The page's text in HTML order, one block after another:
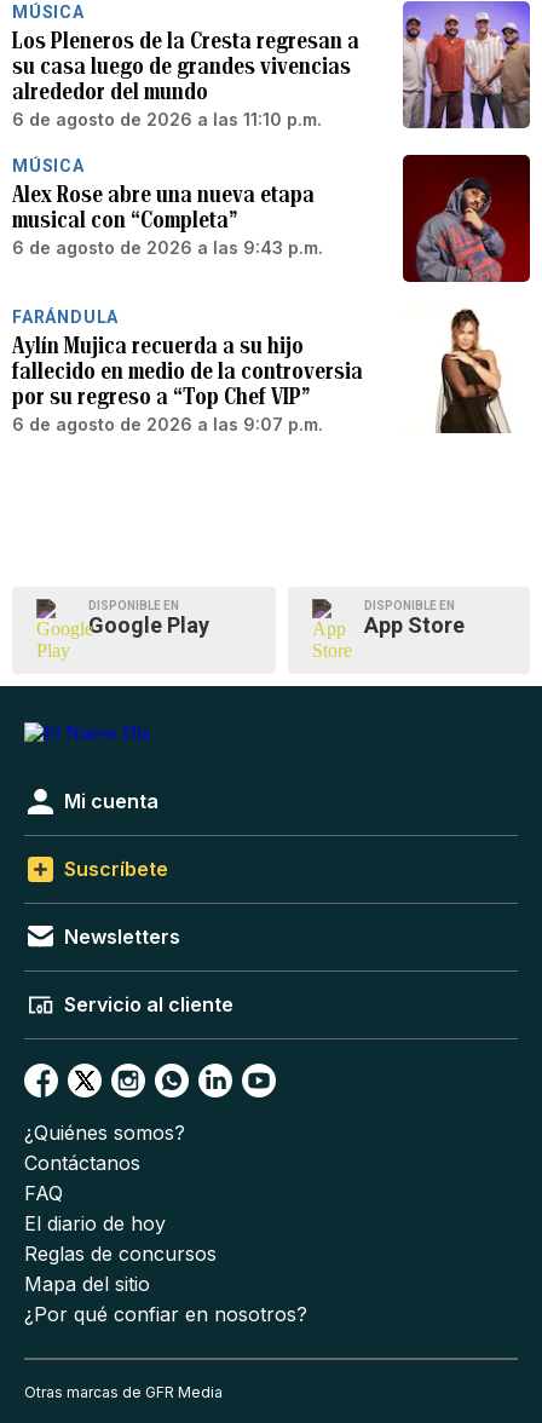
MÚSICA
Los Pleneros de la Cresta regresan a
su casa luego de grandes vivencias
alrededor del mundo
6 de agosto de 2026 a las 11:10 p.m.
MÚSICA
Alex Rose abre una nueva etapa
musical con “Completa”
6 de agosto de 2026 a las 9:43 p.m.
FARÁNDULA
Aylín Mujica recuerda a su hijo
fallecido en medio de la controversia
por su regreso a “Top Chef VIP”
6 de agosto de 2026 a las 9:07 p.m.
DISPONIBLE EN
Google Play
DISPONIBLE EN
App Store
Mi cuenta
Suscríbete
Newsletters
Servicio al cliente
¿Quiénes somos?
Contáctanos
FAQ
El diario de hoy
Reglas de concursos
Mapa del sitio
¿Por qué confiar en nosotros?
Otras marcas de GFR Media